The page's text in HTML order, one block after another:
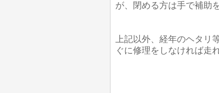
が、閉める方は手で補助
上記以外、経年のヘタリ
ぐに修理をしなければ走